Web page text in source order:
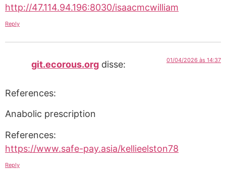
http://47.114.94.196:8030/isaacmcwilliam
Reply
git.ecorous.org disse: 01/04/2026 às 14:37
References:
Anabolic prescription
References:
https://www.safe-pay.asia/kellieelston78
Reply